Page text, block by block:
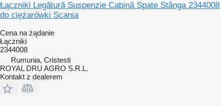
Łączniki Legătură Suspenzie Cabină Spate Stânga 2344008
do ciężarówki Scania
Cena na żądanie
Łączniki
2344008
Rumunia, Cristesti
ROYAL DRU AGRO S.R.L.
Kontakt z dealerem